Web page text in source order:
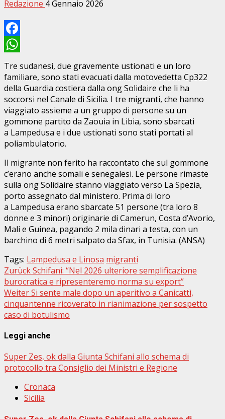
Redazione 4 Gennaio 2026
Facebook
WhatsApp
Tre sudanesi, due gravemente ustionati e un loro
familiare, sono stati evacuati dalla motovedetta Cp322
della Guardia costiera dalla ong Solidaire che li ha
soccorsi nel Canale di Sicilia. I tre migranti, che hanno
viaggiato assieme a un gruppo di persone su un
gommone partito da Zaouia in Libia, sono sbarcati
a Lampedusa e i due ustionati sono stati portati al
poliambulatorio.
Il migrante non ferito ha raccontato che sul gommone
c’erano anche somali e senegalesi. Le persone rimaste
sulla ong Solidaire stanno viaggiato verso La Spezia,
porto assegnato dal ministero. Prima di loro
a Lampedusa erano sbarcate 51 persone (tra loro 8
donne e 3 minori) originarie di Camerun, Costa d’Avorio,
Mali e Guinea, pagando 2 mila dinari a testa, con un
barchino di 6 metri salpato da Sfax, in Tunisia. (ANSA)
Tags: Lampedusa e Linosa migranti
Beitragsnavigation
ZurückSchifani: “Nel 2026 ulteriore semplificazione
burocratica e ripresenteremo norma su export”
WeiterSi sente male dopo un aperitivo a Canicattì,
cinquantenne ricoverato in rianimazione per sospetto
caso di botulismo
Leggi anche
Super Zes, ok dalla Giunta Schifani allo schema di
protocollo tra Consiglio dei Ministri e Regione
Cronaca
Sicilia